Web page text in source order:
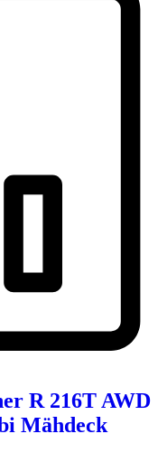
R 216T AWD
Mähdeck